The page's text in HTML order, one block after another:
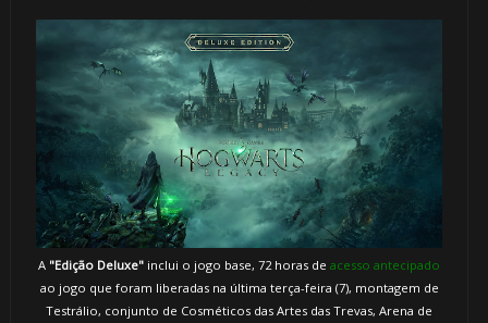
A "Edição Deluxe" inclui o jogo base, 72 horas deacesso antecipado
ao jogo que foram liberadas na última terça-feira (7), montagem de
Testrálio, conjunto de Cosméticos das Artes das Trevas, Arena de